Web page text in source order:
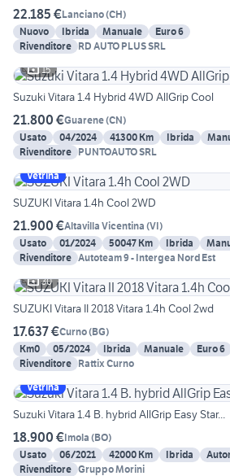
22.185 €Lanciano(CH)
Nuovo
Ibrida Manuale
Euro 6
Rivenditore RD AUTO PLUS SRL
15
Suzuki Vitara 1.4 Hybrid 4WD AllGrip Cool
21.800 €Guarene(CN)
Usato
04/2024 41300 Km Ibrida
Rivenditore PUNTOAUTO SRL
Vetrina
SUZUKI Vitara 1.4h Cool 2WD
21.900 €Altavilla Vicentina (VI)
Usato
01/2024 50047 Km Ibrida
Rivenditore Autoteam 9 - Intergea Nord Est
30
SUZUKI Vitara II 2018 Vitara 1.4h Cool 2wd
17.637 €Curno(BG)
Km0
05/2024 Ibrida Manuale
Euro 6
Rivenditore Rattix Curno
Vetrina
Suzuki Vitara 1.4 B. hybrid AllGrip Easy Star...
18.900 €Imola (BO)
Usato
06/2021 42000 Km Ibrida
Rivenditore Gruppo Morini